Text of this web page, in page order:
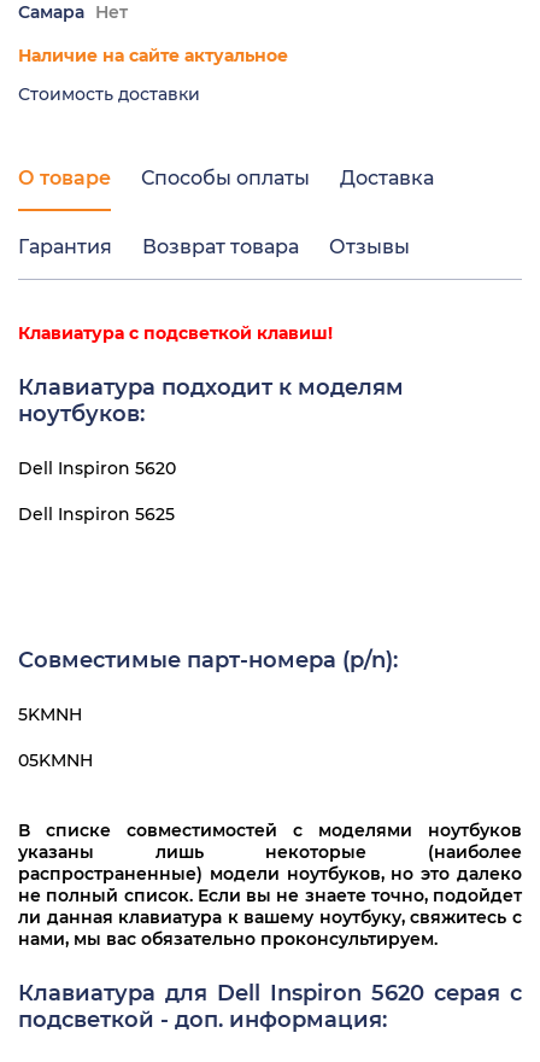
Самара Нет
Наличие на сайте актуальное
Стоимость доставки
О товаре Способы оплаты Доставка
Гарантия Возврат товара Отзывы
Клавиатура с подсветкой клавиш!
Клавиатура подходит к моделям
ноутбуков:
Dell Inspiron 5620
Dell Inspiron 5625
Совместимые парт-номера (p/n):
5KMNH
05KMNH
В списке совместимостей с моделями ноутбуков
указаны лишь некоторые (наиболее
распространенные) модели ноутбуков, но это далеко
не полный список. Если вы не знаете точно, подойдет
ли данная клавиатура к вашему ноутбуку, свяжитесь с
нами, мы вас обязательно проконсультируем.
Клавиатура для Dell Inspiron 5620 серая с
подсветкой - доп. информация: